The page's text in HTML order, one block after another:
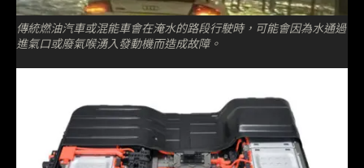
傳統燃油汽車或混能車會在淹水的路段行駛時，可能會因為水通過
進氣口或廢氣喉湧入發動機而造成故障。